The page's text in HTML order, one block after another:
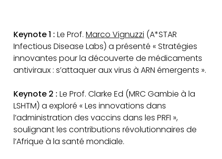
Keynote 1 : Le Prof. Marco Vignuzzi (A*STAR
Infectious Disease Labs) a présenté « Stratégies
innovantes pour la découverte de médicaments
antiviraux : s’attaquer aux virus à ARN émergents ».
Keynote 2 : Le Prof. Clarke Ed (MRC Gambie à la
LSHTM) a exploré « Les innovations dans
l’administration des vaccins dans les PRFI »,
soulignant les contributions révolutionnaires de
l’Afrique à la santé mondiale.